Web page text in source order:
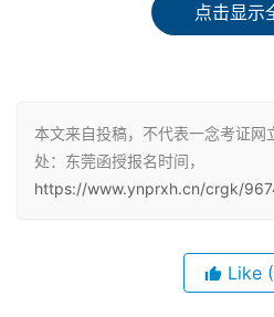
的考生，请务必仔细查看时间安
2023年的成人高考注册信息时
半年进行。报名时间在8月底
内，考生可以在广东省教育考试
点击显示
本文来自投稿，不代表一念考证网
处：东莞函授报名时间，
https://www.ynprxh.cn/crgk/
Like